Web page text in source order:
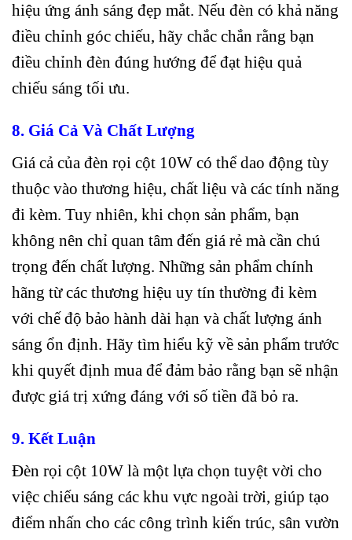
hiệu ứng ánh sáng đẹp mắt. Nếu đèn có khả năng
điều chỉnh góc chiếu, hãy chắc chắn rằng bạn
điều chỉnh đèn đúng hướng để đạt hiệu quả
chiếu sáng tối ưu.
8. Giá Cả Và Chất Lượng
Giá cả của đèn rọi cột 10W có thể dao động tùy
thuộc vào thương hiệu, chất liệu và các tính năng
đi kèm. Tuy nhiên, khi chọn sản phẩm, bạn
không nên chỉ quan tâm đến giá rẻ mà cần chú
trọng đến chất lượng. Những sản phẩm chính
hãng từ các thương hiệu uy tín thường đi kèm
với chế độ bảo hành dài hạn và chất lượng ánh
sáng ổn định. Hãy tìm hiểu kỹ về sản phẩm trước
khi quyết định mua để đảm bảo rằng bạn sẽ nhận
được giá trị xứng đáng với số tiền đã bỏ ra.
9. Kết Luận
Đèn rọi cột 10W là một lựa chọn tuyệt vời cho
việc chiếu sáng các khu vực ngoài trời, giúp tạo
điểm nhấn cho các công trình kiến trúc, sân vườn